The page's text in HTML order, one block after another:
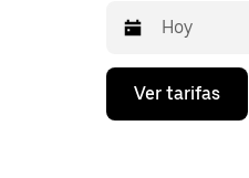
Presiona
flecha
Ver tarifas